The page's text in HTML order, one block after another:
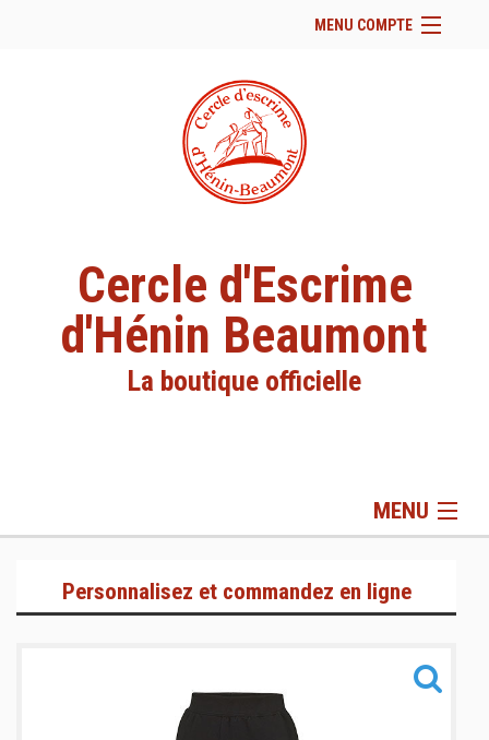
MENU COMPTE
Site Web du club
Facebook
Se connecter
Panier (vide
Cercle d'Escrime
d'Hénin Beaumont
La boutique officielle
MENU
Informations
Personnalisez et commandez en ligne